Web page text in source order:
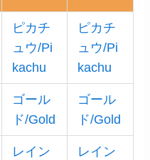
ピカチ
ュウ/Pi
kachu
ピカチ
ュウ/Pi
kachu
ゴール
ド/Gold
ゴール
ド/Gold
レイン
レイン